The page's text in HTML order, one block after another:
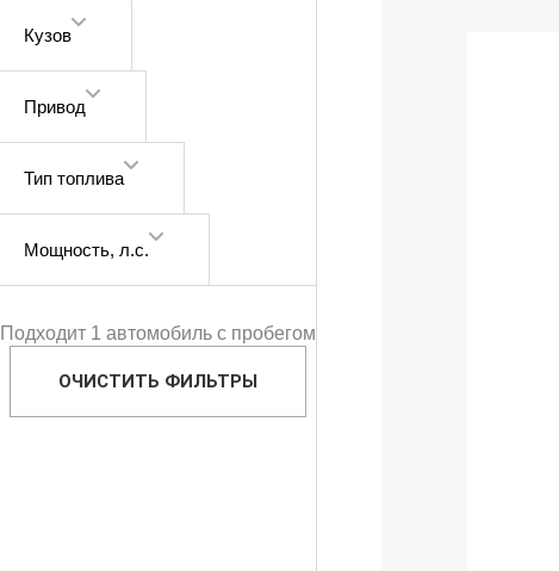
Кузов
Привод
Тип топлива
Мощность, л.с.
Подходит 1 автомобиль с пробегом
ОЧИСТИТЬ ФИЛЬТРЫ